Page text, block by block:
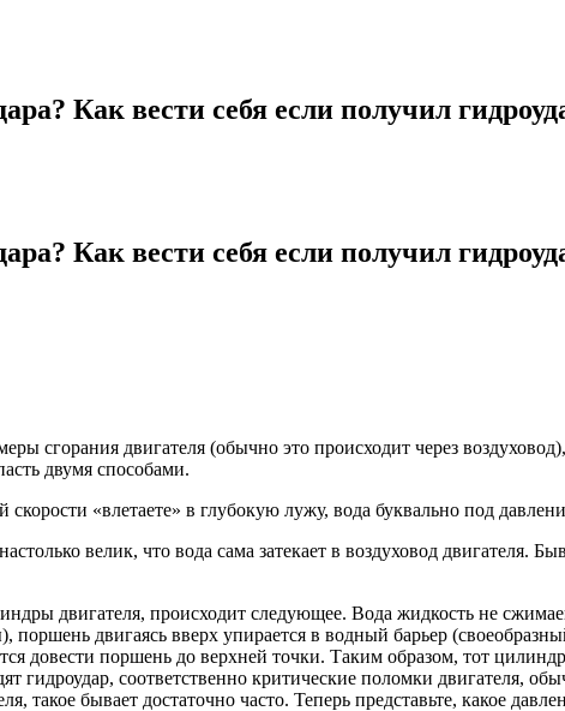
Как вести себя если получил
Как вести себя если получил
сгорания двигателя (обычно это происходит через
двумя способами.
«влетаете» в глубокую лужу, вода буквально под
велик, что вода сама затекает в воздуховод двигателя.
двигателя, происходит следующее. Вода жидкость не
поршень двигаясь вверх упирается в водный барьер
довести поршень до верхней точки. Таким образом, тот
гидроудар, соответственно критические поломки
такое бывает достаточно часто. Теперь представьте, какое